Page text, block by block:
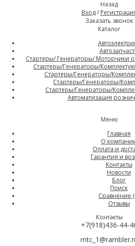
Назад
Вход/
Заказать звонок
Каталог
Стартеры/ Генераторы/ Моторчики
Стартеры/Генераторы/
Стартеры/Генераторы/
Стартеры/Генераторы/
Стартеры/Генераторы/
Автоматизация
Меню
Главная
О
Оплата и
Гарантия и
Контакты
Новости
Блог
Поиск
Сравнение (
Отзывы
Контакты
+7(918)436-44-